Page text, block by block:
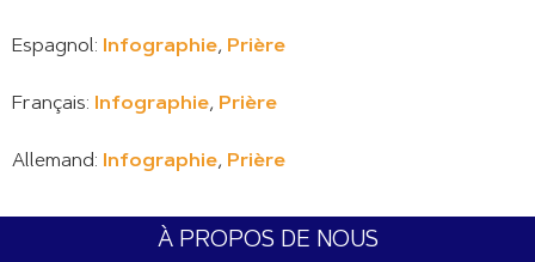
Espagnol: Infographie, Prière
Français: Infographie, Prière
Allemand: Infographie, Prière
À PROPOS DE NOUS